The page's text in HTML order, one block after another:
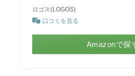
ロゴス(LOGOS)
口コミを見る
Amazonで探